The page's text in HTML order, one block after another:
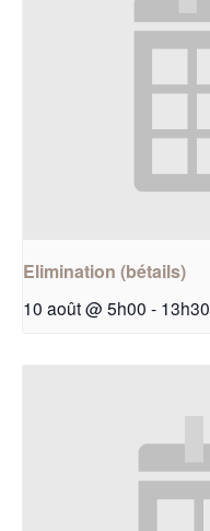
Elimination (bétails)
10 août @ 5h00 - 13h30